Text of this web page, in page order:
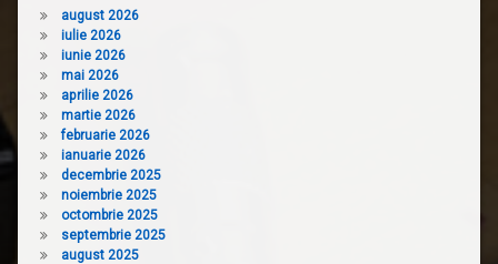
august 2026
iulie 2026
iunie 2026
mai 2026
aprilie 2026
martie 2026
februarie 2026
ianuarie 2026
decembrie 2025
noiembrie 2025
octombrie 2025
septembrie 2025
august 2025